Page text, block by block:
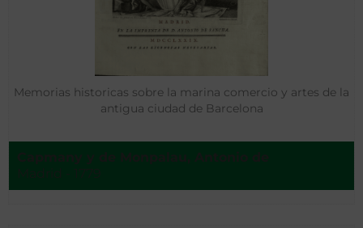
Memorias historicas sobre la marina comercio y artes de la
antigua ciudad de Barcelona